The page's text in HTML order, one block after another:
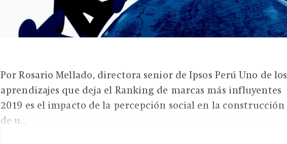
Por Rosario Mellado, directora senior de Ipsos Perú Uno de los
aprendizajes que deja el Ranking de marcas más influyentes
2019 es el impacto de la percepción social en la construcción
de u...